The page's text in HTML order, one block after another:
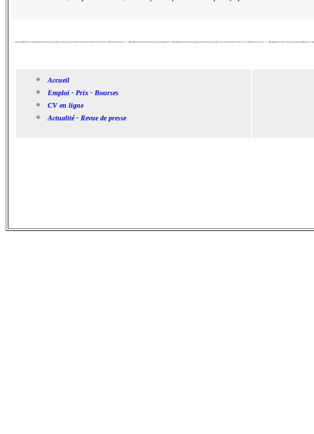
Accueil
Emploi - Prix - Bourses
CV en ligne
Actualité - Revue de presse